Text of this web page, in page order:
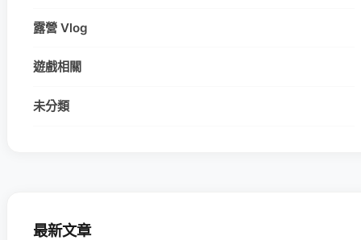
露營 Vlog
遊戲相關
未分類
最新文章